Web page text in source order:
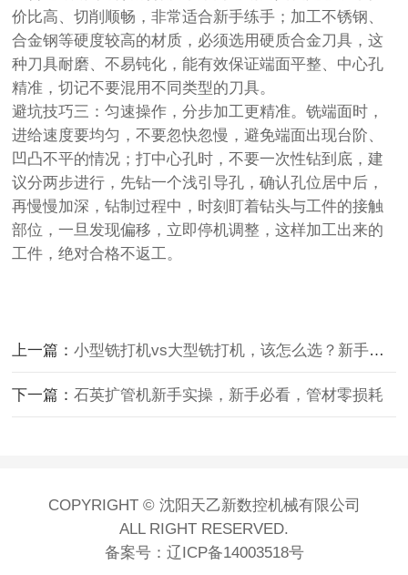
价比高、切削顺畅，非常适合新手练手；加工不锈钢、
合金钢等硬度较高的材质，必须选用硬质合金刀具，这
种刀具耐磨、不易钝化，能有效保证端面平整、中心孔
精准，切记不要混用不同类型的刀具。
避坑技巧三：匀速操作，分步加工更精准。铣端面时，
进给速度要均匀，不要忽快忽慢，避免端面出现台阶、
凹凸不平的情况；打中心孔时，不要一次性钻到底，建
议分两步进行，先钻一个浅引导孔，确认孔位居中后，
再慢慢加深，钻制过程中，时刻盯着钻头与工件的接触
部位，一旦发现偏移，立即停机调整，这样加工出来的
工件，绝对合格不返工。
上一篇：小型铣打机vs大型铣打机，该怎么选？新手必看对比
下一篇：石英扩管机新手实操，新手必看，管材零损耗
COPYRIGHT © 沈阳天乙新数控机械有限公司
ALL RIGHT RESERVED.
备案号： 辽ICP备14003518号